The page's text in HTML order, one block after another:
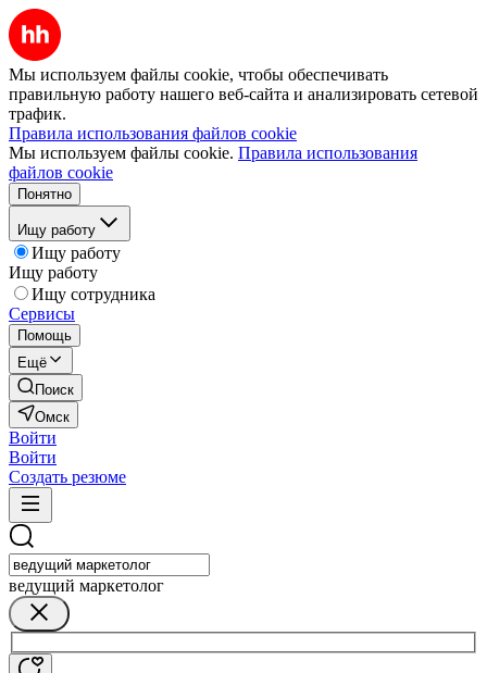
Мы используем файлы cookie, чтобы обеспечивать
правильную работу нашего веб-сайта и анализировать сетевой
трафик.
Правила использования файлов cookie
Мы используем файлы cookie. Правила использования
файлов cookie
Понятно
Ищу работу
Ищу работу
Ищу работу
Ищу сотрудника
Сервисы
Помощь
Ещё
Поиск
Омск
Войти
Войти
Создать резюме
ведущий маркетолог